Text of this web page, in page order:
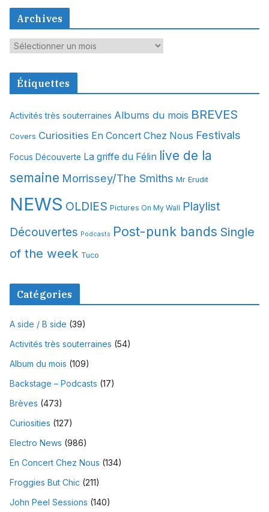
Archives
A
c
v
e
Étiquettes
Activités très souterraines Albums du mois BREVES
Covers Curiosities En Concert Chez Nous Festivals
Focus Découverte La griffe du Félin live de la
semaine Morrissey/The Smiths Mr Erudit
NEWS OLDIES Pictures On My Wall Playlist
Découvertes Podcasts Post-punk bands Single
of the week Tuco
Catégories
A side / B side (39)
Activités très souterraines (54)
Album du mois (109)
Backstage – Podcasts (17)
Brèves (473)
Curiosities (127)
Electro News (986)
En Concert Chez Nous (134)
Froggies But Chic (211)
John Peel Sessions (140)